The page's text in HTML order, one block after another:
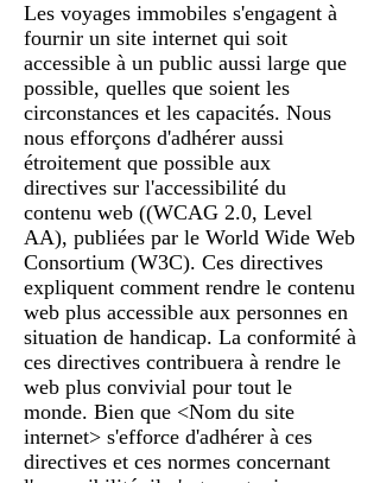
Les voyages immobiles s'engagent à
fournir un site internet qui soit
accessible à un public aussi large que
possible, quelles que soient les
circonstances et les capacités. Nous
nous efforçons d'adhérer aussi
étroitement que possible aux
directives sur l'accessibilité du
contenu web ((WCAG 2.0, Level
AA), publiées par le World Wide Web
Consortium (W3C). Ces directives
expliquent comment rendre le contenu
web plus accessible aux personnes en
situation de handicap. La conformité à
ces directives contribuera à rendre le
web plus convivial pour tout le
monde. Bien que <Nom du site
internet> s'efforce d'adhérer à ces
directives et ces normes concernant